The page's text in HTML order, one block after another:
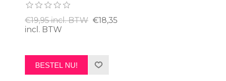
€19,95 incl. BTW €18,35
incl. BTW
BESTEL NU!